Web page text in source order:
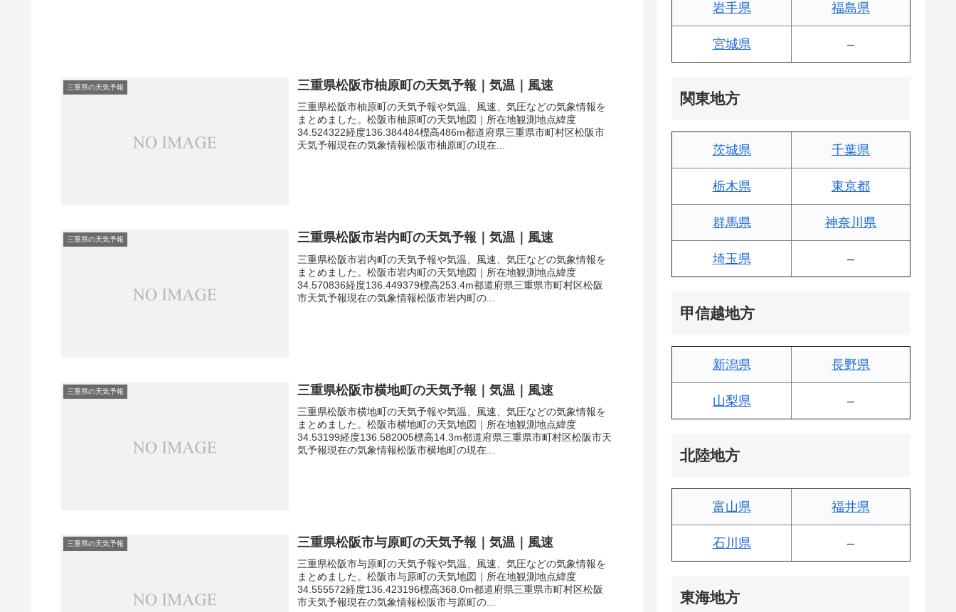
三重県の天気予報 三重県松阪市柚原町の天気予報｜気温｜風速
三重県松阪市柚原町の天気予報や気温、風速、気圧などの気象情報を
まとめました。松阪市柚原町の天気地図｜所在地観測地点緯度
34.524322経度136.384484標高486m都道府県三重県市町村区松阪市
天気予報現在の気象情報松阪市柚原町の現在...
三重県の天気予報 三重県松阪市岩内町の天気予報｜気温｜風速
三重県松阪市岩内町の天気予報や気温、風速、気圧などの気象情報を
まとめました。松阪市岩内町の天気地図｜所在地観測地点緯度
34.570836経度136.449379標高253.4m都道府県三重県市町村区松阪
市天気予報現在の気象情報松阪市岩内町の...
三重県の天気予報 三重県松阪市横地町の天気予報｜気温｜風速
三重県松阪市横地町の天気予報や気温、風速、気圧などの気象情報を
まとめました。松阪市横地町の天気地図｜所在地観測地点緯度
34.53199経度136.582005標高14.3m都道府県三重県市町村区松阪市天
気予報現在の気象情報松阪市横地町の現在...
三重県の天気予報 三重県松阪市与原町の天気予報｜気温｜風速
三重県松阪市与原町の天気予報や気温、風速、気圧などの気象情報を
まとめました。松阪市与原町の天気地図｜所在地観測地点緯度
34.555572経度136.423196標高368.0m都道府県三重県市町村区松阪
市天気予報現在の気象情報松阪市与原町の...
岩手県 福島県
宮城県 –
関東地方
茨城県 千葉県
栃木県 東京都
群馬県 神奈川県
埼玉県 –
甲信越地方
新潟県 長野県
山梨県 –
北陸地方
富山県 福井県
石川県 –
東海地方